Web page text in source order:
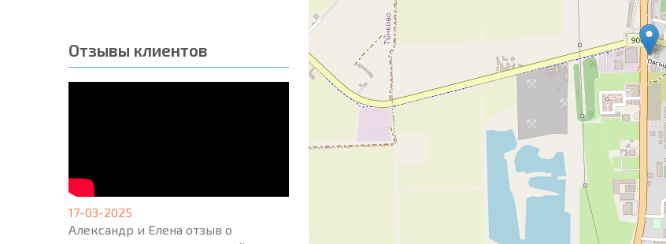
Отзывы клиентов
17-03-2025
Александр и Елена отзыв о